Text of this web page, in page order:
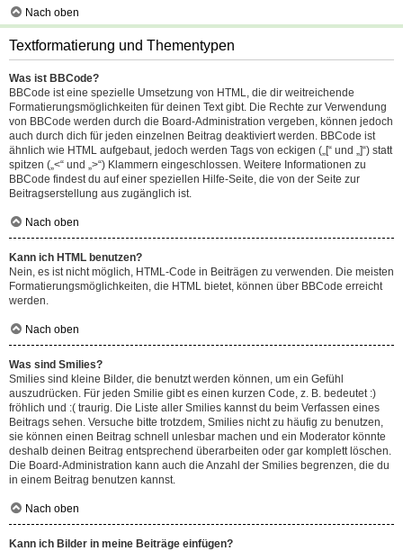
Nach oben
Textformatierung und Thementypen
Was ist BBCode?
BBCode ist eine spezielle Umsetzung von HTML, die dir weitreichende
Formatierungsmöglichkeiten für deinen Text gibt. Die Rechte zur Verwendung
von BBCode werden durch die Board-Administration vergeben, können jedoch
auch durch dich für jeden einzelnen Beitrag deaktiviert werden. BBCode ist
ähnlich wie HTML aufgebaut, jedoch werden Tags von eckigen („[“ und „]“) statt
spitzen („<“ und „>“) Klammern eingeschlossen. Weitere Informationen zu
BBCode findest du auf einer speziellen Hilfe-Seite, die von der Seite zur
Beitragserstellung aus zugänglich ist.
Nach oben
Kann ich HTML benutzen?
Nein, es ist nicht möglich, HTML-Code in Beiträgen zu verwenden. Die meisten
Formatierungsmöglichkeiten, die HTML bietet, können über BBCode erreicht
werden.
Nach oben
Was sind Smilies?
Smilies sind kleine Bilder, die benutzt werden können, um ein Gefühl
auszudrücken. Für jeden Smilie gibt es einen kurzen Code, z. B. bedeutet :)
fröhlich und :( traurig. Die Liste aller Smilies kannst du beim Verfassen eines
Beitrags sehen. Versuche bitte trotzdem, Smilies nicht zu häufig zu benutzen,
sie können einen Beitrag schnell unlesbar machen und ein Moderator könnte
deshalb deinen Beitrag entsprechend überarbeiten oder gar komplett löschen.
Die Board-Administration kann auch die Anzahl der Smilies begrenzen, die du
in einem Beitrag benutzen kannst.
Nach oben
Kann ich Bilder in meine Beiträge einfügen?